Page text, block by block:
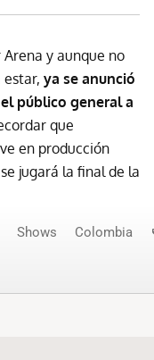
y aunque no
estar, ya se anunció
público general a
que
en producción
jugará la final de la
Shows Colombia